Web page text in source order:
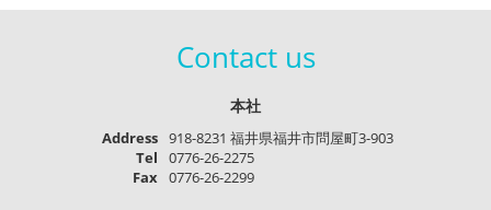
Contact us
本社
Address 918-8231 福井県福井市問屋町3-903
Tel
0776-26-2275
Fax 0776-26-2299